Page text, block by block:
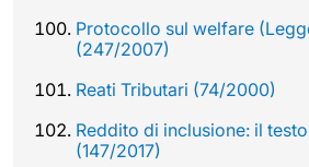
Protocollo sul welfare
(247/2007)
Reati Tributari (74/2000)
Reddito di inclusione: il
(147/2017)